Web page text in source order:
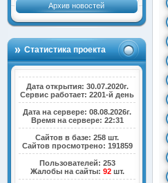
Архив новостей
Статистика проекта
Дата открытия: 30.07.2020г.
Сервис работает: 2201-й день
Дата на сервере: 08.08.2026г.
Время на сервере: 22:31
Сайтов в базе: 258 шт.
Сайтов просмотрено: 191859
Пользователей: 253
Жалобы на сайты: 92шт.